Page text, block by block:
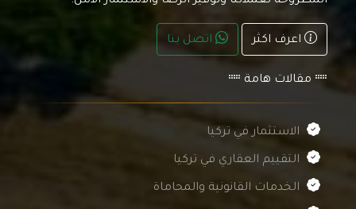
اعرف اكثر اتصل بنا
مقالات هامة
الاستثمار في تركيا
التقييم العقاري في تركيا
الخدمات القانونية والمحاماة